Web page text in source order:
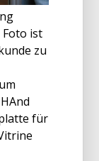
Foto ist
zu
für